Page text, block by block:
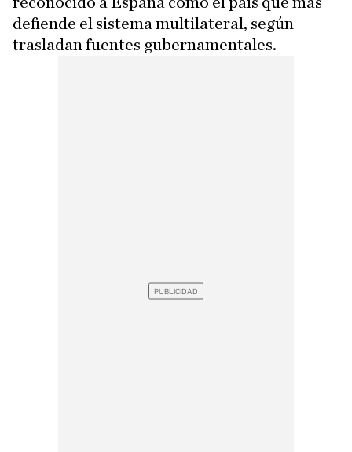
defiende el sistema multilateral, según
trasladan fuentes gubernamentales.